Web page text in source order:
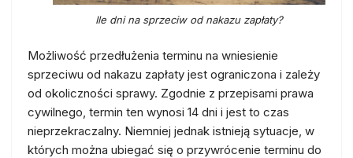
Ile dni na sprzeciw od nakazu zapłaty?
Możliwość przedłużenia terminu na wniesienie
sprzeciwu od nakazu zapłaty jest ograniczona i zależy
od okoliczności sprawy. Zgodnie z przepisami prawa
cywilnego, termin ten wynosi 14 dni i jest to czas
nieprzekraczalny. Niemniej jednak istnieją sytuacje, w
których można ubiegać się o przywrócenie terminu do